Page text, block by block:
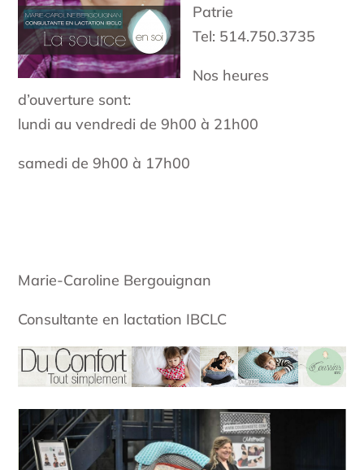
Patrie
Tel: 514.750.3735
Nos heures
d’ouverture sont:
lundi au vendredi de 9h00 à 21h00
samedi de 9h00 à 17h00
Marie-Caroline Bergouignan
Consultante en lactation IBCLC